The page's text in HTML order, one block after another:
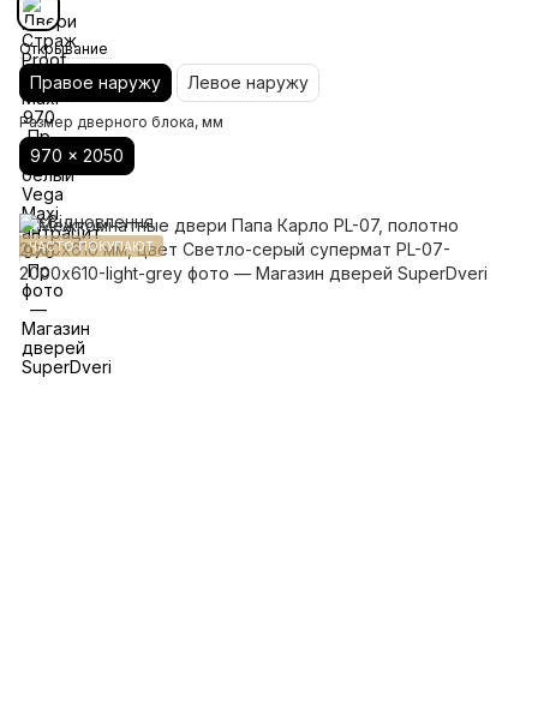
Открывание
Правое наружу Левое наружу
Размер дверного блока, мм
970 x 2050
ЧАСТО ПОКУПАЮТ